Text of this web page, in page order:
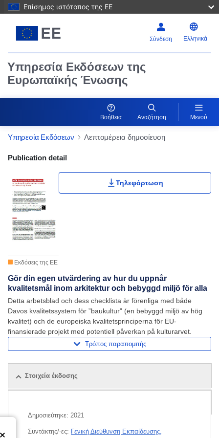
Επίσημος ιστότοπος της ΕΕ
Σύνδεση Ελληνικά
Υπηρεσία Εκδόσεων της
Ευρωπαϊκής Ένωσης
Βοήθεια Αναζήτηση Μενού
Υπηρεσία Εκδόσεων Λεπτομέρεια δημοσίευση
Publication Detail Actions Portlet
Publication detail
Εκδόσεις της ΕΕ
Τηλεφόρτωση
Gör din egen utvärdering av hur du uppnår
kvalitetsmål inom arkitektur och bebyggd miljö för alla
Detta arbetsblad och dess checklista är förenliga med både
Davos kvalitetssystem för ”baukultur” (en bebyggd miljö av hög
kvalitet) och de europeiska kvalitetsprinciperna för EU-
finansierade projekt med potentiell påverkan på kulturarvet.
Τρόπος παραπομπής
Στοιχεία έκδοσης
Δημοσιεύτηκε: 2021
Συντάκτης/-ες: Γενική Διεύθυνση Εκπαίδευσης,